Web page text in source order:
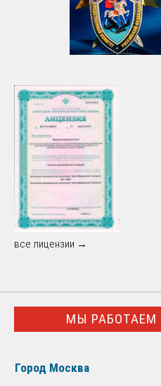
все лицензии →
МЫ РАБОТАЕМ
Город Москва